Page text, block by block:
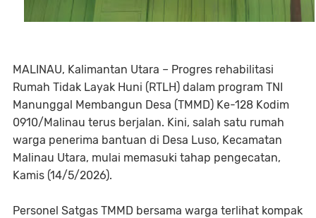
MALINAU, Kalimantan Utara – Progres rehabilitasi
Rumah Tidak Layak Huni (RTLH) dalam program TNI
Manunggal Membangun Desa (TMMD) Ke-128 Kodim
0910/Malinau terus berjalan. Kini, salah satu rumah
warga penerima bantuan di Desa Luso, Kecamatan
Malinau Utara, mulai memasuki tahap pengecatan,
Kamis (14/5/2026).
Personel Satgas TMMD bersama warga terlihat kompak